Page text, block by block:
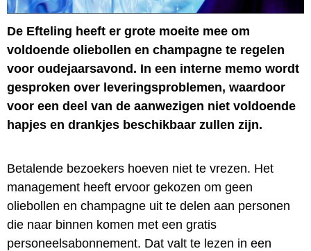
De Efteling heeft er grote moeite mee om
voldoende oliebollen en champagne te regelen
voor oudejaarsavond. In een interne memo wordt
gesproken over leveringsproblemen, waardoor
voor een deel van de aanwezigen niet voldoende
hapjes en drankjes beschikbaar zullen zijn.
Betalende bezoekers hoeven niet te vrezen. Het
management heeft ervoor gekozen om geen
oliebollen en champagne uit te delen aan personen
die naar binnen komen met een gratis
personeelsabonnement. Dat valt te lezen in een